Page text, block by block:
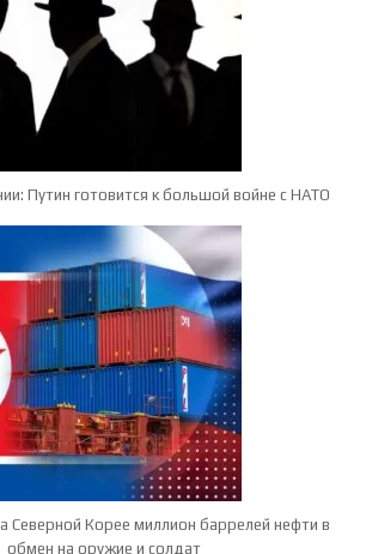
Путин готовится к большой войне с НАТО
Северной Корее миллион баррелей нефти в
обмен на оружие и солдат